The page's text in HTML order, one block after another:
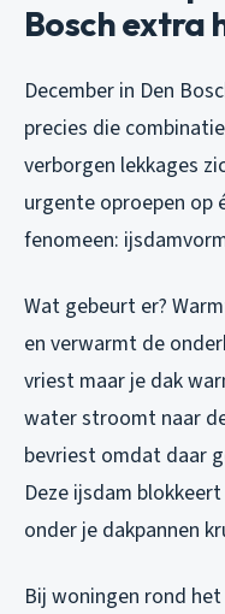
Bosch extra
December in Den
precies die
verborgen lekkages
urgente oproepen op
fenomeen:
Wat gebeurt er?
en verwarmt de
vriest maar je dak
water stroomt naar
bevriest omdat daar
Deze ijsdam
onder je dakpannen
Bij woningen rond